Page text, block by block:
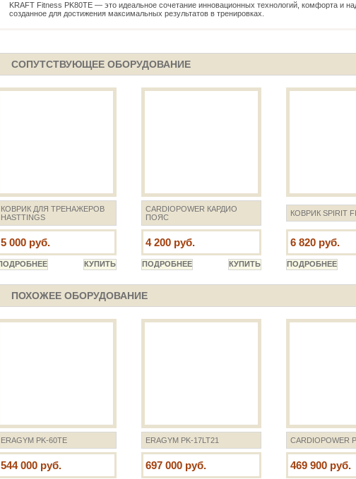
KRAFT Fitness PK80TE — это идеальное сочетание инновационных технологий, комфорта и
созданное для достижения максимальных результатов в тренировках.
СОПУТСТВУЮЩЕЕ ОБОРУДОВАНИЕ
КОВРИК ДЛЯ ТРЕНАЖЕРОВ
HASTTINGS
CARDIOPOWER КАРДИО
ПОЯС
КОВРИК SPIRIT
5 000 руб. 4 200 руб. 6 820 руб.
ПОХОЖЕЕ ОБОРУДОВАНИЕ
ERAGYM PK-60TE ERAGYM PK-17LT21 CARDIOPOWER
544 000 руб. 697 000 руб. 469 900 руб.